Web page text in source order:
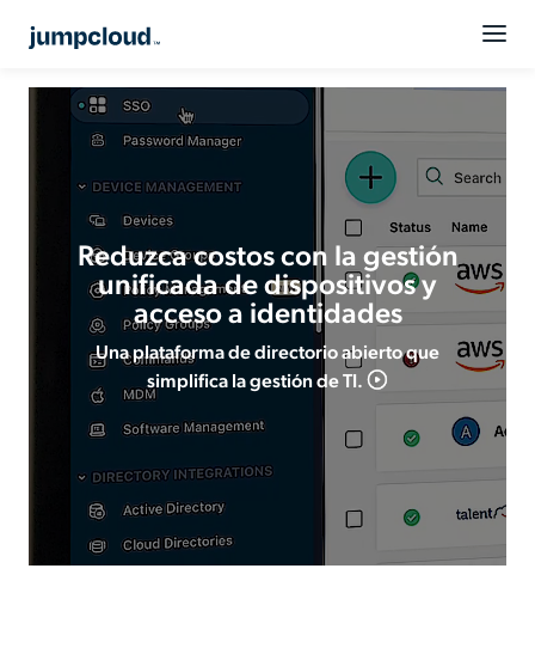
Reduzca costos con la gestión
unificada de dispositivos y
acceso a identidades
Una plataforma de directorio abierto que
simplifica la gestión de TI.